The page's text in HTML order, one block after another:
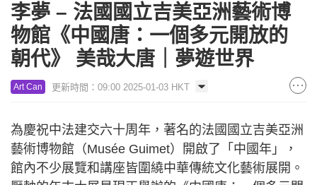
李夢 – 法國國立吉美亞洲藝術博
物館《中國唐：一個多元開放的
朝代》 美哉大唐｜夢遊世界
Art Can 更新時間：09:00 2025-01-03 HKT
為慶祝中法建交六十周年，著名的法國國立吉美亞洲
藝術博物館（Musée Guimet）開啟了「中國年」，
館內不少展覽和講座皆圍繞中華傳統文化藝術展開。